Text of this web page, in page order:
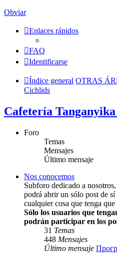
Obviar
Enlaces rápidos
FAQ
Identificarse
Índice general OTRAS
Cichlids
Cafetería
Foro
Temas
Mensajes
Último mensaje
Nos conocemos
Subforo dedicado a
podrá abrir un sólo post de
cualquier cosa que tenga
Sólo los usuarios que
podrán participar en los
31 Temas
448 Mensajes
Último mensaje